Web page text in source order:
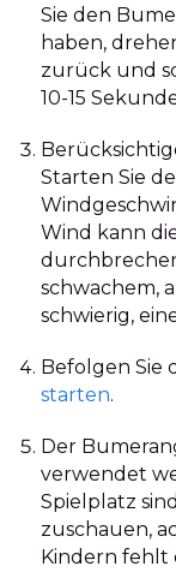
Sie den
haben,
zurück und
10-15
Starten Sie
Wind kann
schwachem,
schwierig,
Befolgen Sie
starten.
Der
verwendet
Spielplatz
zuschauen,
Kindern fehlt